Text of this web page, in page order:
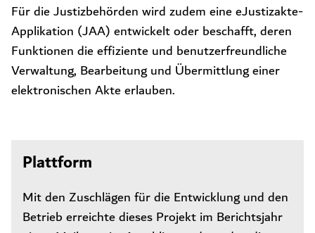
Für die Justizbehörden wird zudem eine eJustizakte-
Applikation (JAA) entwickelt oder beschafft, deren
Funktionen die effiziente und benutzerfreundliche
Verwaltung, Bearbeitung und Übermittlung einer
elektronischen Akte erlauben.
Plattform
Mit den Zuschlägen für die Entwicklung und den
Betrieb erreichte dieses Projekt im Berichtsjahr